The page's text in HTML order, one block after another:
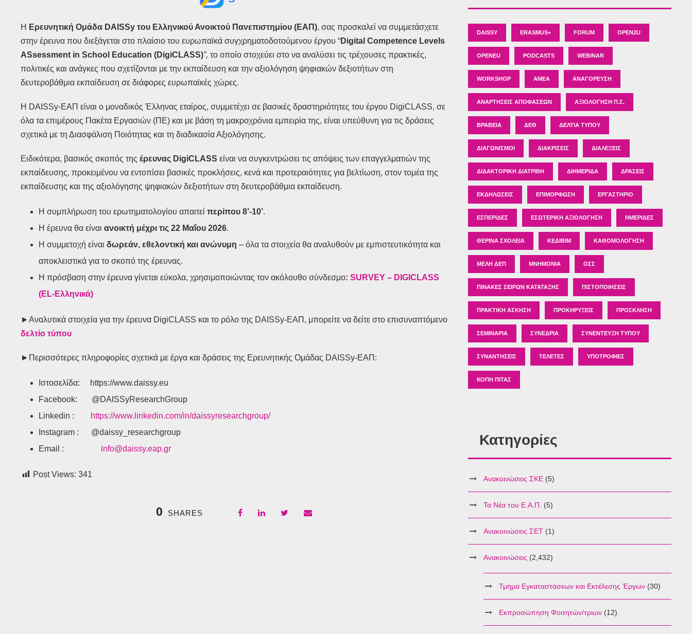
Η Ερευνητική Ομάδα DAISSy του Ελληνικού Ανοικτού Πανεπιστημίου (ΕΑΠ), σας προσκαλεί να συμμετάσχετε
στην έρευνα που διεξάγεται στο πλαίσιο του ευρωπαϊκά συγχρηματοδοτούμενου έργου “Digital Competence Levels
ASsessment in School Education (DigiCLASS)”, το οποίο στοχεύει στο να αναλύσει τις τρέχουσες πρακτικές,
πολιτικές και ανάγκες που σχετίζονται με την εκπαίδευση και την αξιολόγηση ψηφιακών δεξιοτήτων στη
δευτεροβάθμια εκπαίδευση σε διάφορες ευρωπαϊκές χώρες.
H DAISSy-ΕΑΠ είναι ο μοναδικός Έλληνας εταίρος, συμμετέχει σε βασικές δραστηριότητες του έργου DigiCLASS, σε
όλα τα επιμέρους Πακέτα Εργασιών (ΠΕ) και με βάση τη μακροχρόνια εμπειρία της, είναι υπεύθυνη για τις δράσεις
σχετικά με τη Διασφάλιση Ποιότητας και τη διαδικασία Αξιολόγησης.
Ειδικότερα, βασικός σκοπός της έρευνας DigiCLASS είναι να συγκεντρώσει τις απόψεις των επαγγελματιών της
εκπαίδευσης, προκειμένου να εντοπίσει βασικές προκλήσεις, κενά και προτεραιότητες για βελτίωση, στον τομέα της
εκπαίδευσης και της αξιολόγησης ψηφιακών δεξιοτήτων στη δευτεροβάθμια εκπαίδευση.
Η συμπλήρωση του ερωτηματολογίου απαιτεί περίπου 8’-10’.
Η έρευνα θα είναι ανοικτή μέχρι τις 22 Μαΐου 2026.
Η συμμετοχή είναι δωρεάν, εθελοντική και ανώνυμη – όλα τα στοιχεία θα αναλυθούν με εμπιστευτικότητα και
αποκλειστικά για το σκοπό της έρευνας.
Η πρόσβαση στην έρευνα γίνεται εύκολα, χρησιμοποιώντας τον ακόλουθο σύνδεσμο: SURVEY – DIGICLASS
(EL-Ελληνικά)
►Aναλυτικά στοιχεία για την έρευνα DigiCLASS και τo ρόλο της DAISSy-ΕΑΠ, μπορείτε να δείτε στο επισυναπτόμενο
δελτίο τύπου
►Περισσότερες πληροφορίες σχετικά με έργα και δράσεις της Ερευνητικής Ομάδας DAISSy-ΕΑΠ:
Ιστοσελίδα: https://www.daissy.eu
Facebook: @DAISSyResearchGroup
Linkedin :
https://www.linkedin.com/in/daissyresearchgroup/
Instagram : @daissy_researchgroup
Email : info@daissy.eap.gr
Post Views: 341
0 SHARES
DAISSY ERASMUS+ FORUM OPEN2U
OPENEU PODCASTS WEBINAR
WORKSHOP ΑΜΕΑ ΑΝΑΓΌΡΕΥΣΗ
ΑΝΑΡΤΉΣΕΙΣ ΑΠΟΦΆΣΕΩΝ ΑΞΙΟΛΌΓΗΣΗ Π.Σ.
ΒΡΑΒΕΊΑ ΔΕΘ ΔΕΛΤΊΑ ΤΎΠΟΥ
ΔΙΑΓΩΝΙΣΜΟΊ ΔΙΑΚΡΊΣΕΙΣ ΔΙΑΛΈΞΕΙΣ
ΔΙΔΑΚΤΟΡΙΚΉ ΔΙΑΤΡΙΒΉ ΔΙΗΜΕΡΊΔΑ ΔΡΆΣΕΙΣ
ΕΚΔΗΛΏΣΕΙΣ ΕΠΙΜΌΡΦΩΣΗ ΕΡΓΑΣΤΉΡΙΟ
ΕΣΠΕΡΊΔΕΣ ΕΣΩΤΕΡΙΚΉ ΑΞΙΟΛΌΓΗΣΗ ΗΜΕΡΊΔΕΣ
ΘΕΡΙΝΆ ΣΧΟΛΕΊΑ ΚΕΔΙΒΙΜ ΚΑΘΟΜΟΛΌΓΗΣΗ
ΜΈΛΗ ΔΕΠ ΜΝΗΜΌΝΙΑ ΟΣΣ
ΠΊΝΑΚΕΣ ΣΕΙΡΏΝ ΚΑΤΆΤΑΞΗΣ ΠΙΣΤΟΠΟΙΉΣΕΙΣ
ΠΡΑΚΤΙΚΉ ΆΣΚΗΣΗ ΠΡΟΚΗΡΎΞΕΙΣ ΠΡΌΣΚΛΗΣΗ
ΣΕΜΙΝΆΡΙΑ ΣΥΝΈΔΡΙΑ ΣΥΝΈΝΤΕΥΞΗ ΤΎΠΟΥ
ΣΥΝΑΝΤΉΣΕΙΣ ΤΕΛΕΤΈΣ ΥΠΟΤΡΟΦΊΕΣ
ΚΟΠΉ ΠΊΤΑΣ
Κατηγορίες
Ανακοινώσεις ΣΚΕ (5)
Τα Νέα του Ε.Α.Π. (5)
Ανακοινώσεις ΣΕΤ (1)
Ανακοινώσεις (2,432)
Τμήμα Εγκαταστάσεων και Εκτέλεσης Έργων (30)
Εκπροσώπηση Φοιτητών/τριων (12)